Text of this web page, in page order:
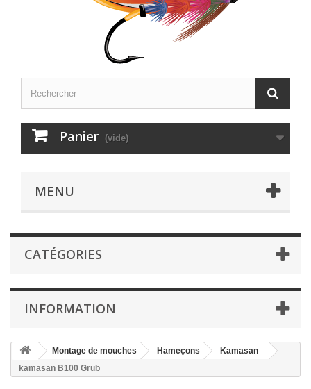
Panier (vide)
MENU
CATÉGORIES
INFORMATION
Montage de mouches Hameçons
Kamasan
kamasan B100 Grub